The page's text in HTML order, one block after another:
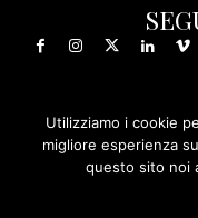
© 1999 - 2025 Storia
Utilizziamo i cookie
migliore esperienza
questo sito noi